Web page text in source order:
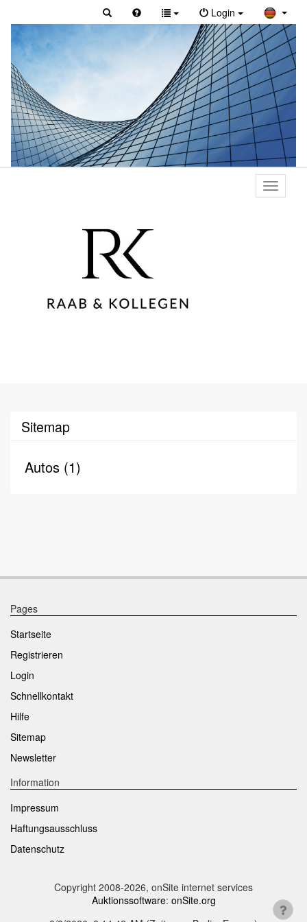
Login
Toggle
primary
Sitemap
Autos (1)
Pages
Startseite
Registrieren
Login
Schnellkontakt
Hilfe
Sitemap
Newsletter
Information
Impressum
Haftungsausschluss
Datenschutz
Copyright 2008-2026, onSite internet services
Auktionssoftware: onSite.org